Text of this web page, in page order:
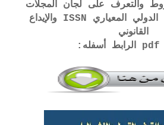
والتعرف على لجان المجلات
واعتماداتها والرقم الدولي المعياري ISSN والإيداع
القانوني